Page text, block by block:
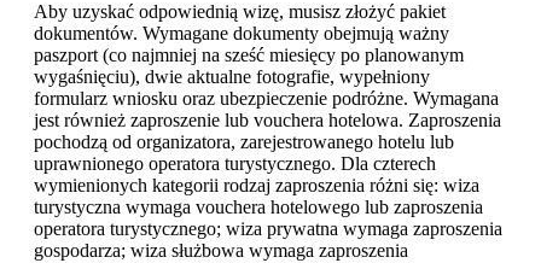
Aby uzyskać odpowiednią wizę, musisz złożyć pakiet
dokumentów. Wymagane dokumenty obejmują ważny
paszport (co najmniej na sześć miesięcy po planowanym
wygaśnięciu), dwie aktualne fotografie, wypełniony
formularz wniosku oraz ubezpieczenie podróżne. Wymagana
jest również zaproszenie lub vouchera hotelowa. Zaproszenia
pochodzą od organizatora, zarejestrowanego hotelu lub
uprawnionego operatora turystycznego. Dla czterech
wymienionych kategorii rodzaj zaproszenia różni się: wiza
turystyczna wymaga vouchera hotelowego lub zaproszenia
operatora turystycznego; wiza prywatna wymaga zaproszenia
gospodarza; wiza służbowa wymaga zaproszenia